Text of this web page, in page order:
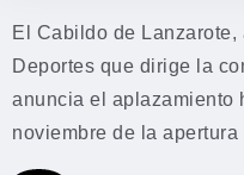
El Cabildo de
Deportes que dirige la
anuncia el aplazamiento
noviembre de la apertura